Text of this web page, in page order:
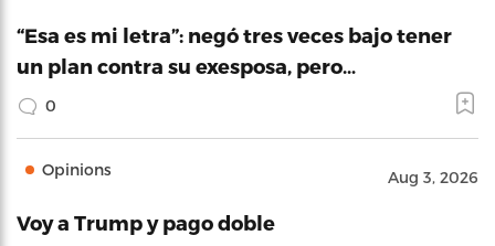
“Esa es mi letra”: negó tres veces bajo tener
un plan contra su exesposa, pero…
0
Opinions Aug 3, 2026
Voy a Trump y pago doble